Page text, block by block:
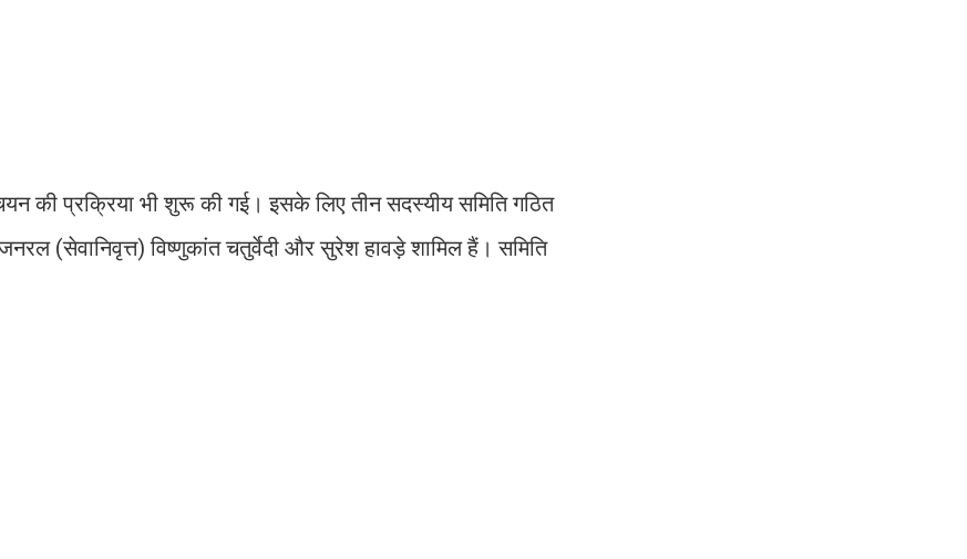
की प्रक्रिया भी शुरू की गई। इसके लिए तीन सदस्यीय समिति गठित
(सेवानिवृत्त) विष्णुकांत चतुर्वेदी और सुरेश हावड़े शामिल हैं। समिति